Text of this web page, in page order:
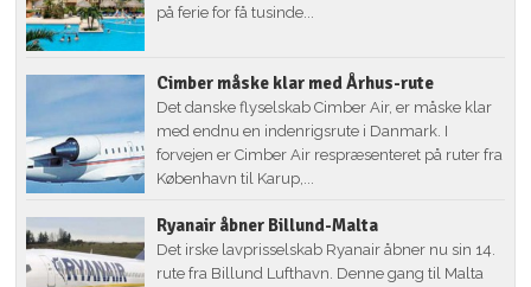
på ferie for få tusinde...
Cimber måske klar med Århus-rute
Det danske flyselskab Cimber Air, er måske klar
med endnu en indenrigsrute i Danmark. I
forvejen er Cimber Air respræsenteret på ruter fra
København til Karup,...
Ryanair åbner Billund-Malta
Det irske lavprisselskab Ryanair åbner nu sin 14.
rute fra Billund Lufthavn. Denne gang til Malta